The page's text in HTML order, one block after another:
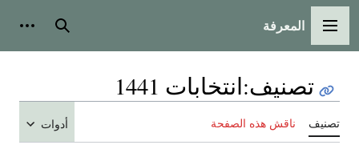
القائمة الرئيسية
المعرفة بحث
تصنيف:انتخابات 1441
تصنيف ناقش هذه الصفحة أدوات